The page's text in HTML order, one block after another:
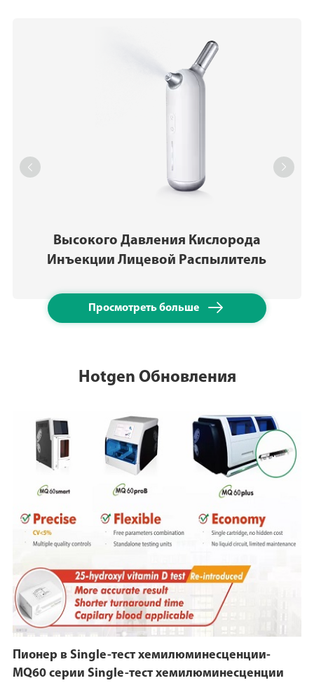
Высокого Давления Кислорода
Инъекции Лицевой Распылитель
Просмотреть больше 
 
Hotgen Обновления
Пионер в Single-тест хемилюминесценции-
MQ60 серии Single-тест хемилюминесценции